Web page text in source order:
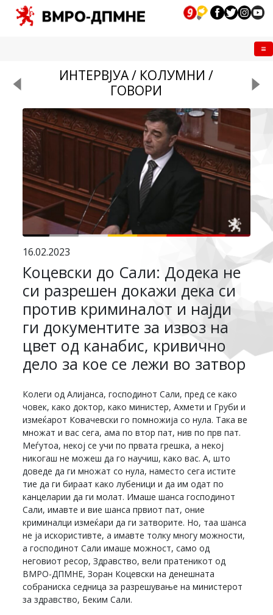
ИНТЕРВЈУА / КОЛУМНИ /
ГОВОРИ
16.02.2023
Коцевски до Сали: Додека не
си разрешен докажи дека си
против криминалот и најди
ги документите за извоз на
цвет од канабис, кривично
дело за кое се лежи во затвор
Колеги од Алијанса, господинот Сали, пред се како
човек, како доктор, како министер, Ахмети и Груби и
измеќарот Ковачевски го помножија со нула. Така ве
множат и вас сега, ама по втор пат, нив по прв пат.
Меѓутоа, некој се учи по првата грешка, а некој
никогаш не можеш да го научиш, како вас. А, што
доведе да ги множат со нула, наместо сега истите
тие да ги бираат како лубеници и да им одат по
канцеларии да ги молат. Имаше шанса господинот
Сали, имавте и вие шанса првиот пат, оние
криминалци измеќари да ги затворите. Но, таа шанса
не ја искористивте, а имавте толку многу можности,
а господинот Сали имаше можност, само од
неговиот ресор, Здравство, вели пратеникот од
ВМРО-ДПМНЕ, Зоран Коцевски на денешната
собраниска седница за разрешување на министерот
за здравство, Беким Сали.